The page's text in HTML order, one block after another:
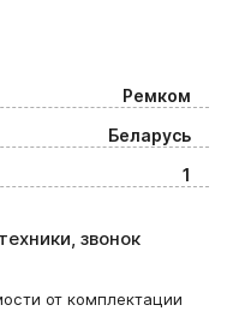
Ремком
Беларусь
1
звонок
от комплектации